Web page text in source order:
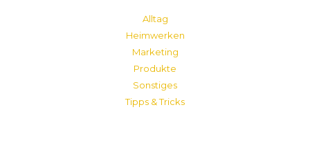
Alltag
Heimwerken
Marketing
Produkte
Sonstiges
Tipps & Tricks